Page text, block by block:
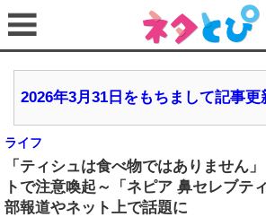
2026年3月31日をもちまして記事
ライフ
「ティシュは食べ物ではありません
トで注意喚起～「ネピア 鼻セレブテ
部報道やネット上で話題に